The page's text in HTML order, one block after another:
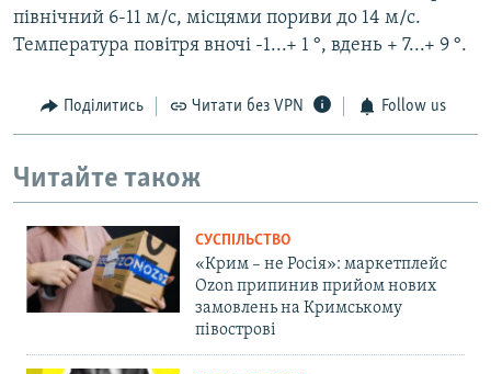
північний 6-11 м/с, місцями пориви до 14 м/с.
Температура повітря вночі -1...+ 1 °, вдень + 7...+ 9 °.
Поділитись Читати без VPN Follow us
Читайте також
СУСПІЛЬСТВО
«Крим – не Росія»: маркетплейс
Ozon припинив прийом нових
замовлень на Кримському
півострові